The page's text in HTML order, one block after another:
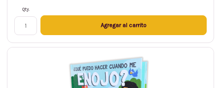
Qty.
Agregar al carrito